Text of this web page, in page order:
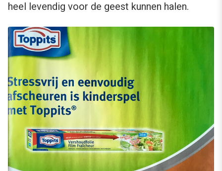
heel levendig voor de geest kunnen halen.